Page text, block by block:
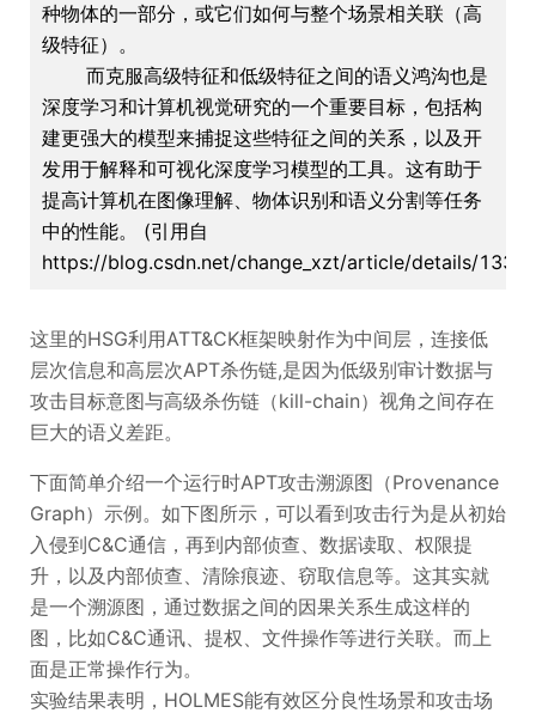
种物体的一部分，或它们如何与整个场景相关联（高
级特征）。
而克服高级特征和低级特征之间的语义鸿沟也是
深度学习和计算机视觉研究的一个重要目标，包括构
建更强大的模型来捕捉这些特征之间的关系，以及开
发用于解释和可视化深度学习模型的工具。这有助于
提高计算机在图像理解、物体识别和语义分割等任务
中的性能。 (引用自
https://blog.csdn.net/change_xzt/article/details/
这里的HSG利用ATT&CK框架映射作为中间层，连接低
层次信息和高层次APT杀伤链,是因为低级别审计数据与
攻击目标意图与高级杀伤链（kill-chain）视角之间存在
巨大的语义差距。
下面简单介绍一个运行时APT攻击溯源图（Provenance
Graph）示例。如下图所示，可以看到攻击行为是从初始
入侵到C&C通信，再到内部侦查、数据读取、权限提
升，以及内部侦查、清除痕迹、窃取信息等。这其实就
是一个溯源图，通过数据之间的因果关系生成这样的
图，比如C&C通讯、提权、文件操作等进行关联。而上
面是正常操作行为。
实验结果表明，HOLMES能有效区分良性场景和攻击场